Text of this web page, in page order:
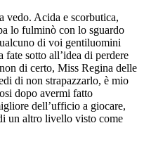
vedo. Acida e scorbutica,
lo fulminò con lo sguardo
di voi gentiluomini
sotto all’idea di perdere
di certo, Miss Regina delle
di non strapazzarlo, è mio
dopo avermi fatto
dell’ufficio a giocare,
un altro livello visto come